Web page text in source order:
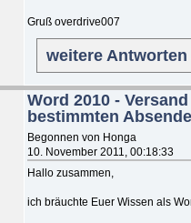
Gruß overdrive007
weitere Antworten
Word 2010 -
bestimmten
Begonnen von Honga
10. November 2011, 00:18:33
Hallo zusammen,
ich bräuchte Euer Wissen als